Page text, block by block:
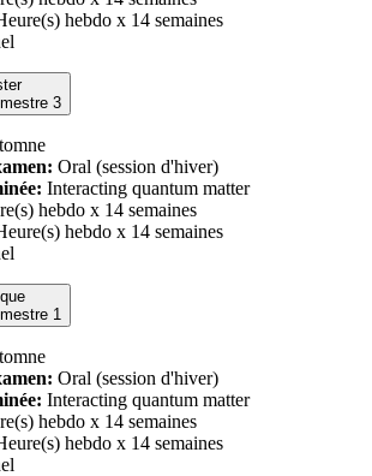
hebdo x 14 semaines
semestre 3
Oral (session d'hiver)
Interacting quantum matter
hebdo x 14 semaines
hebdo x 14 semaines
semestre 1
Oral (session d'hiver)
Interacting quantum matter
hebdo x 14 semaines
hebdo x 14 semaines